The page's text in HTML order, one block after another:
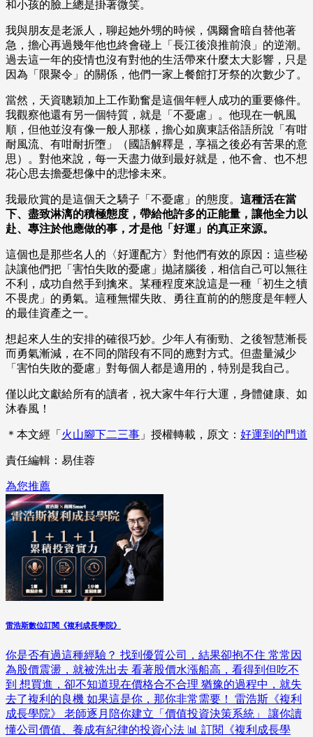
和小孩的臉上總是掛著微笑。
我與朋友是老派人，聊起她外甥的時候，偶爾會暗自替他著
急，擔心再過幾年他也終會碰上「長江後浪推前浪」的逆潮。
過去這一年的疫情也沒有對他的生活帶來什麼太大影響，只是
因為「限聚令」的關係，他們一家上餐館打牙祭的次數少了。
當然，天資聰穎加上工作勤奮是這個年輕人成功的重要條件。
我觀察他還有另一個特質，就是「不憂慮」。他現在一帆風
順，但他並沒有像一般人那樣，擔心如廣東話俗語所說「有咁
耐風流、有咁耐折墮」（國語解釋是，享福之後必有苦果的意
思）。對他來說，每一天盡力做到最好就是，他不會、也不想
花心思去擔憂想像中的悲慘未來。
我最欣賞的是這個天之驕子「不憂慮」的態度。 這種活在當
下、盡致淋漓的積極態度，帶給他許多的正能量，讓他全力以
赴、專注於他應做的事，才是他「好運」的真正來源。
這個也是那些名人的〈好運配方〉對他們有效的原因：這些秘
訣讓他們把「害怕失敗的憂慮」拋諸腦後，相信自己可以無往
不利，成功自然手到擒來。某種程度來說這是一種「初生之犢
不畏虎」的勇氣。這種無懼失敗、勇往直前的的態度是年輕人
的最佳資產之一。
想起來人生的安排的確很巧妙。少年人有衝勁、之後智慧漸長
而勇氣漸減，在不同的階段有不同的應對方式。但盡量減少
「害怕失敗的憂慮」對每個人都是適用的，特別是我自己。
僅以此文獻給所有的讀者，祝大家牛年行大運，身體健康、如
沐春風！
＊本文經「 火山腳下二三事 」授權轉載，原文： 好運到的門道
責任編輯：易佳蓉
為您推薦
雷浩斯數位訂閱《複利成長學院》
你是否有過這種經驗？ 找到優質公司，結果卻抱不住 常常因
為股價震盪，就被洗出去 看著股價水漲船高，看得到但吃不
到 想買進，卻不知道現在價格合不合理 猶豫的過程中，就失
去了複利的良機 如果這是你，那你非常需要！ 雷浩斯《複利
成長學院》 老師逐月陪你建立「價值投資決策系統」 讓你讀
懂公司價值、養成有紀律的投資心法 📊 訂閱《複利成長學